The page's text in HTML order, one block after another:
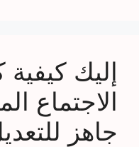
إليك
الاجتماع
جاهز للتعديل